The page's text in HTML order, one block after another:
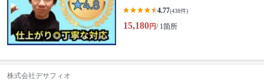
4.77(438件)
15,180円/ 1箇所
株式会社デサフィオ